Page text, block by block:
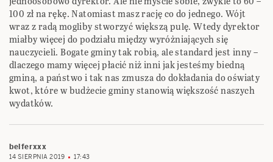
100 zł na rękę. Natomiast masz rację co do jednego. Wójt
wraz z radą mogliby stworzyć większą pulę. Wtedy dyrektor
miałby więcej do podziału między wyróżniających się
nauczycieli. Bogate gminy tak robią, ale standard jest inny –
dlaczego mamy więcej płacić niż inni jak jesteśmy biedną
gminą, a państwo i tak nas zmusza do dokładania do oświaty
kwot, które w budżecie gminy stanowią większość naszych
wydatków.
belferxxx
14 SIERPNIA 2019 17:43